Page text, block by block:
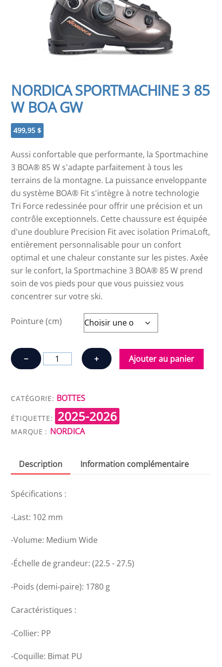
NORDICA SPORTMACHINE 3 85
W BOA GW
499,95 $
Aussi confortable que performante, la Sportmachine
3 BOA® 85 W s'adapte parfaitement à tous les
terrains de la montagne. La puissance enveloppante
du système BOA® Fit s'intègre à notre technologie
Tri Force redessinée pour offrir une précision et un
contrôle exceptionnels. Cette chaussure est équipée
d'une doublure Precision Fit avec isolation PrimaLoft,
entièrement personnalisable pour un confort
optimal et une chaleur constante sur les pistes. Axée
sur le confort, la Sportmachine 3 BOA® 85 W prend
soin de vos pieds pour que vous puissiez vous
concentrer sur votre ski.
Pointure (cm)
−
quantité
de
SPORTMACHINE
85
W
+ Ajouter au panier
CATÉGORIE: BOTTES
ÉTIQUETTE: 2025-2026
MARQUE : NORDICA
Description Information complémentaire
Spécifications :
-Last: 102 mm
-Volume: Medium Wide
-Échelle de grandeur: (22.5 - 27.5)
-Poids (demi-paire): 1780 g
Caractéristiques :
-Collier: PP
-Coquille: Bimat PU